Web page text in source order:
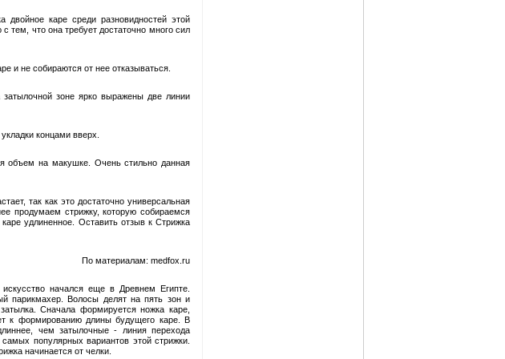
двойное каре среди разновидностей этой
тем, что она требует достаточно много сил
и не собираются от нее отказываться.
зоне ярко выражены две линии
концами вверх.
объем на макушке. Очень стильно данная
так как это достаточно универсальная
продумаем стрижку, которую собираемся
удлиненное. Оставить отзыв к Стрижка
По материалам: medfox.ru
начался еще в Древнем Египте.
парикмахер. Волосы делят на пять зон и
Сначала формируется ножка каре,
к формированию длины будущего каре. В
чем затылочные - линия перехода
популярных вариантов этой стрижки.
начинается от челки.